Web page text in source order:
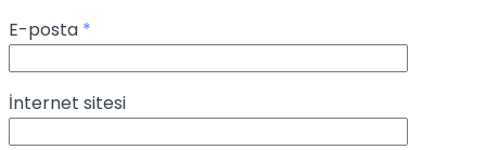
E-posta *
İnternet sitesi